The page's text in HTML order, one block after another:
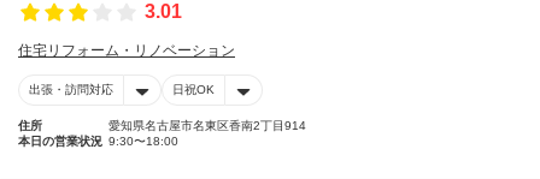
3.01
住宅リフォーム・リノベーション
出張・訪問対応 日祝OK
住所
愛知県名古屋市名東区香南2丁目914
本日の営業状況 9:30〜18:00